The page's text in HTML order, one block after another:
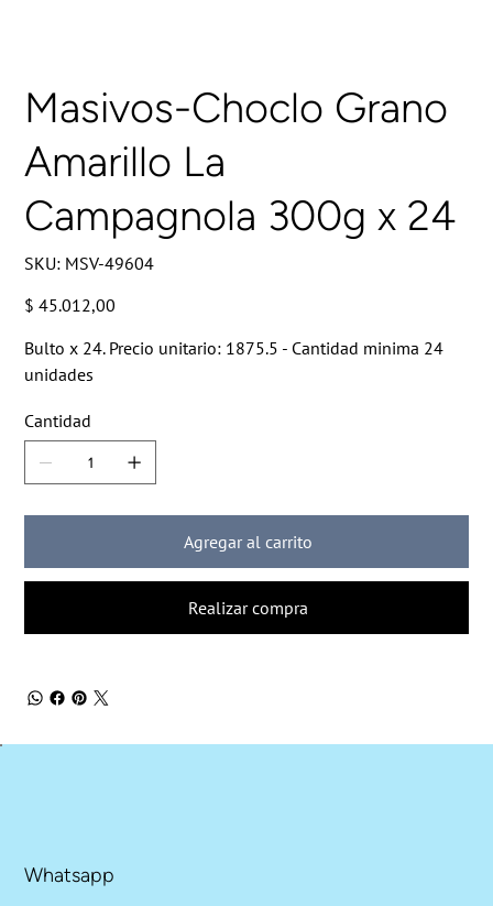
Masivos-Choclo Grano
Amarillo La
Campagnola 300g x 24
SKU: SKU
MSV-
MSV-49604
Precio
$ 45.012,00
Bulto x 24. Precio unitario: 1875.5 - Cantidad minima 24
unidades
Cantidad
Agregar al carrito
Realizar compra
Whatsapp